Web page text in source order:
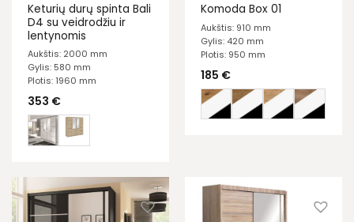
Keturių durų spinta Bali
D4 su veidrodžiu ir
lentynomis
Aukštis: 2000 mm
Gylis: 580 mm
Plotis: 1960 mm
353 €
Komoda Box 01
Aukštis: 910 mm
Gylis: 420 mm
Plotis: 950 mm
185 €